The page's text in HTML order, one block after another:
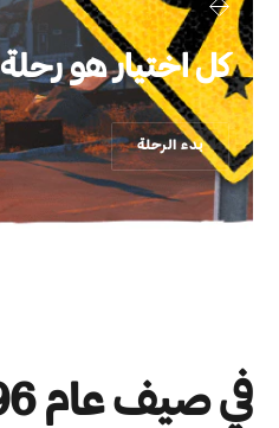
كل اختيار هو رحلة
بدء الرحلة